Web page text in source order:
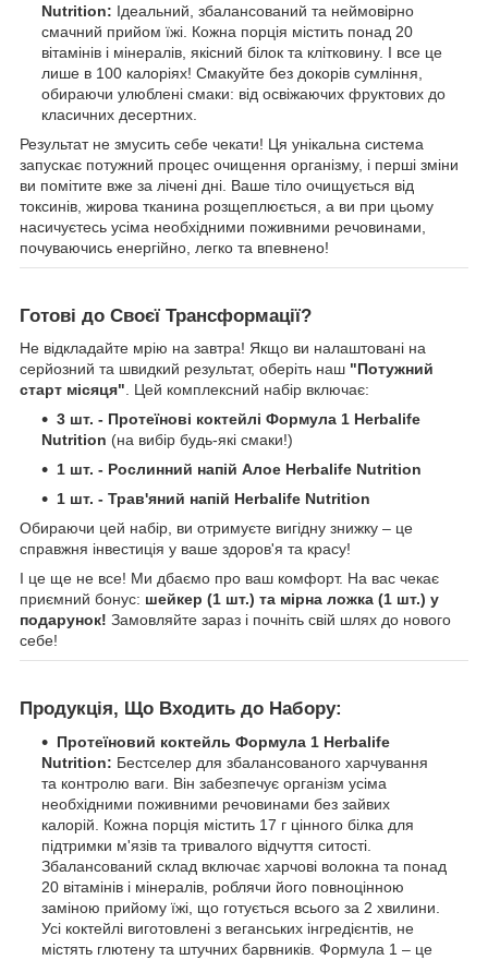
Nutrition: Ідеальний, збалансований та неймовірно
смачний прийом їжі. Кожна порція містить понад 20
вітамінів і мінералів, якісний білок та клітковину. І все це
лише в 100 калоріях! Смакуйте без докорів сумління,
обираючи улюблені смаки: від освіжаючих фруктових до
класичних десертних.
Результат не змусить себе чекати! Ця унікальна система
запускає потужний процес очищення організму, і перші зміни
ви помітите вже за лічені дні. Ваше тіло очищується від
токсинів, жирова тканина розщеплюється, а ви при цьому
насичуєтесь усіма необхідними поживними речовинами,
почуваючись енергійно, легко та впевнено!
Готові до Своєї Трансформації?
Не відкладайте мрію на завтра! Якщо ви налаштовані на
серйозний та швидкий результат, оберіть наш "Потужний
старт місяця". Цей комплексний набір включає:
3 шт. - Протеїнові коктейлі Формула 1 Herbalife
Nutrition (на вибір будь-які смаки!)
1 шт. - Рослинний напій Алое Herbalife Nutrition
1 шт. - Трав'яний напій Herbalife Nutrition
Обираючи цей набір, ви отримуєте вигідну знижку – це
справжня інвестиція у ваше здоров'я та красу!
І це ще не все! Ми дбаємо про ваш комфорт. На вас чекає
приємний бонус: шейкер (1 шт.) та мірна ложка (1 шт.) у
подарунок! Замовляйте зараз і почніть свій шлях до нового
себе!
Продукція, Що Входить до Набору:
Протеїновий коктейль Формула 1 Herbalife
Nutrition: Бестселер для збалансованого харчування
та контролю ваги. Він забезпечує організм усіма
необхідними поживними речовинами без зайвих
калорій. Кожна порція містить 17 г цінного білка для
підтримки м'язів та тривалого відчуття ситості.
Збалансований склад включає харчові волокна та понад
20 вітамінів і мінералів, роблячи його повноцінною
заміною прийому їжі, що готується всього за 2 хвилини.
Усі коктейлі виготовлені з веганських інгредієнтів, не
містять глютену та штучних барвників. Формула 1 – це